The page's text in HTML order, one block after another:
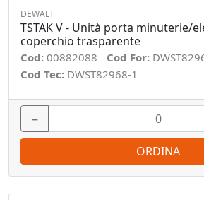
DEWALT
TSTAK V - Unità porta minuterie/
coperchio trasparente
Cod: 00882088 Cod For:
Cod Tec: DWST82968-1
−
ORDINA